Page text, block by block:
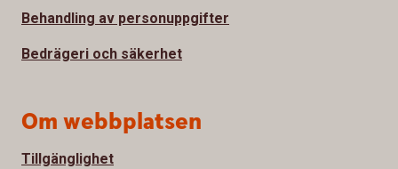
Behandling av personuppgifter
Bedrägeri och säkerhet
Om webbplatsen
Tillgänglighet